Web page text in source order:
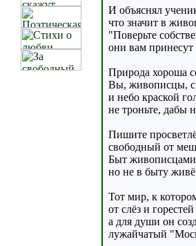
И объяснял
что значит в
"Поверьте
они вам принесут
Природа хороша
Вы, живописцы, с
и небо краской
не троньте, дабы
Пишите
свободный от
Быт живописцами
но не в быту
Тот мир, к
от слёз и
а для души он
лужайчатый